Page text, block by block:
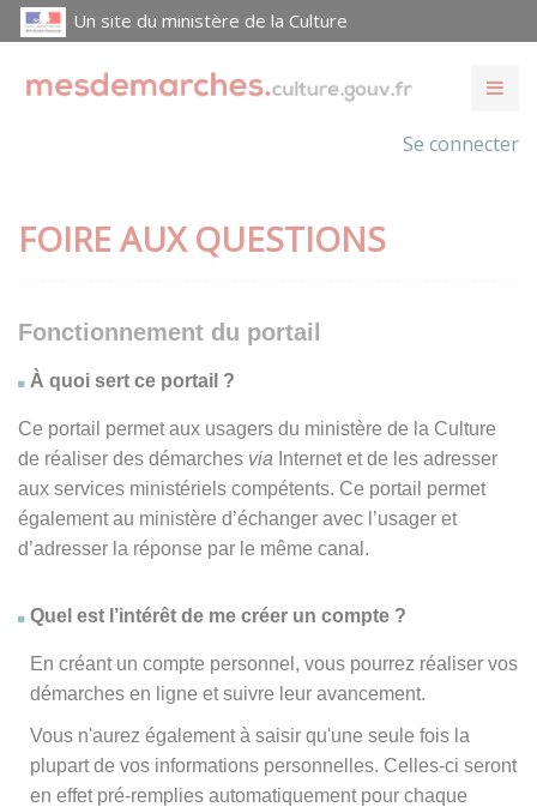
Un site du ministère de la Culture
Se connecter
FOIRE AUX QUESTIONS
Fonctionnement du portail
À quoi sert ce portail ?
Ce portail permet aux usagers du ministère de la Culture
de réaliser des démarches via Internet et de les adresser
aux services ministériels compétents. Ce portail permet
également au ministère d’échanger avec l’usager et
d’adresser la réponse par le même canal.
Quel est l’intérêt de me créer un compte ?
En créant un compte personnel, vous pourrez réaliser vos
démarches en ligne et suivre leur avancement.
Vous n'aurez également à saisir qu'une seule fois la
plupart de vos informations personnelles. Celles-ci seront
en effet pré-remplies automatiquement pour chaque